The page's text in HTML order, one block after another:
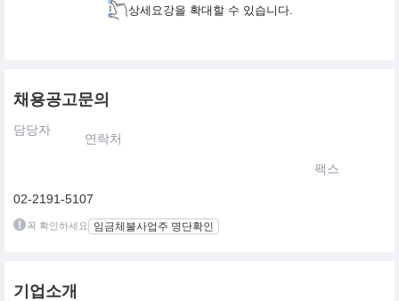
상세요강을 확대할 수 있습니다.
채용공고문의
담당자
연락처
팩스
02-2191-5107
꼭 확인하세요 임금체불사업주 명단확인
기업소개